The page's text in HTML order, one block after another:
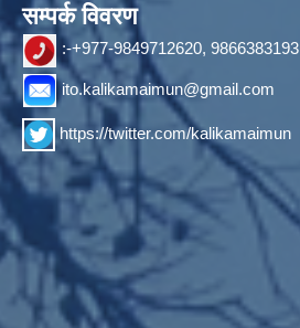
सम्पर्क विवरण
:-+977-9849712620, 9866383193
ito.kalikamaimun@gmail.com
https://twitter.com/kalikamaimun